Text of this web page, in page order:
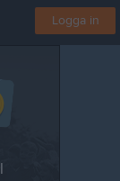
Logga in